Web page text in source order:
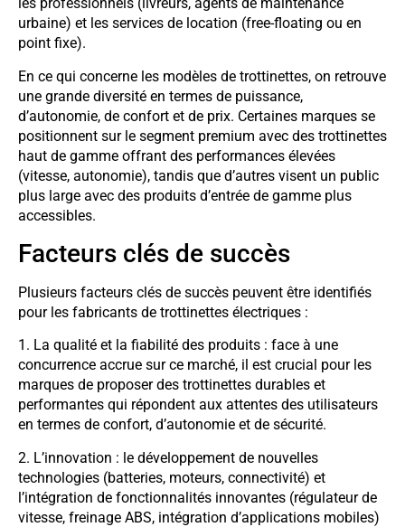
urbaine) et les services de location (free-floating ou en
point fixe).
En ce qui concerne les modèles de trottinettes, on retrouve
une grande diversité en termes de puissance,
d’autonomie, de confort et de prix. Certaines marques se
positionnent sur le segment premium avec des trottinettes
haut de gamme offrant des performances élevées
(vitesse, autonomie), tandis que d’autres visent un public
plus large avec des produits d’entrée de gamme plus
accessibles.
Facteurs clés de succès
Plusieurs facteurs clés de succès peuvent être identifiés
pour les fabricants de trottinettes électriques :
1. La qualité et la fiabilité des produits : face à une
concurrence accrue sur ce marché, il est crucial pour les
marques de proposer des trottinettes durables et
performantes qui répondent aux attentes des utilisateurs
en termes de confort, d’autonomie et de sécurité.
2. L’innovation : le développement de nouvelles
technologies (batteries, moteurs, connectivité) et
l’intégration de fonctionnalités innovantes (régulateur de
vitesse, freinage ABS, intégration d’applications mobiles)